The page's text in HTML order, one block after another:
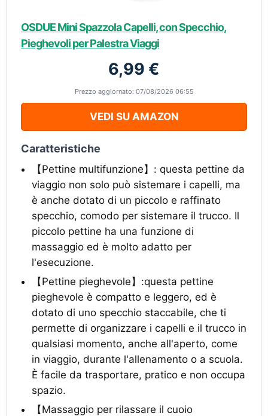
OSDUE Mini Spazzola Capelli, con Specchio,
Pieghevoli per Palestra Viaggi
6,99 €
Prezzo aggiornato: 07/08/2026 06:55
VEDI SU AMAZON
Caratteristiche
【Pettine multifunzione】: questa pettine da
viaggio non solo può sistemare i capelli, ma
è anche dotato di un piccolo e raffinato
specchio, comodo per sistemare il trucco. Il
piccolo pettine ha una funzione di
massaggio ed è molto adatto per
l'esecuzione.
【Pettine pieghevole】:questa pettine
pieghevole è compatto e leggero, ed è
dotato di uno specchio staccabile, che ti
permette di organizzare i capelli e il trucco in
qualsiasi momento, anche all'aperto, come
in viaggio, durante l'allenamento o a scuola.
È facile da trasportare, pratico e non occupa
spazio.
【Massaggio per rilassare il cuoio